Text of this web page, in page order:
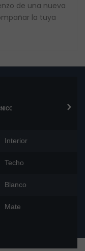
de una nueva
la tuya
›
Interior
Techo
Blanco
Mate